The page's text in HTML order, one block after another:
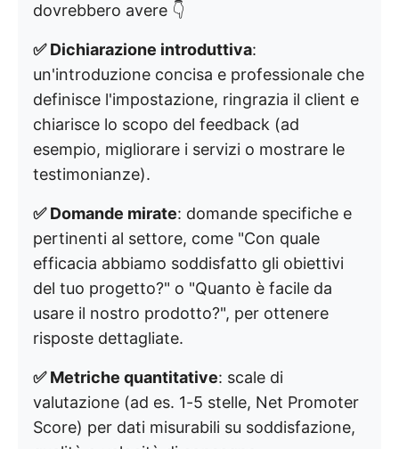
dovrebbero avere 👇
✅ Dichiarazione introduttiva:
un'introduzione concisa e professionale che
definisce l'impostazione, ringrazia il client e
chiarisce lo scopo del feedback (ad
esempio, migliorare i servizi o mostrare le
testimonianze).
✅ Domande mirate: domande specifiche e
pertinenti al settore, come "Con quale
efficacia abbiamo soddisfatto gli obiettivi
del tuo progetto?" o "Quanto è facile da
usare il nostro prodotto?", per ottenere
risposte dettagliate.
✅ Metriche quantitative: scale di
valutazione (ad es. 1-5 stelle, Net Promoter
Score) per dati misurabili su soddisfazione,